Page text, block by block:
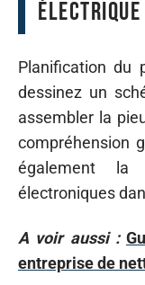
électrique
Planification du
dessinez un
assembler la
compréhension
également la
électroniques
A voir aussi :
entreprise de